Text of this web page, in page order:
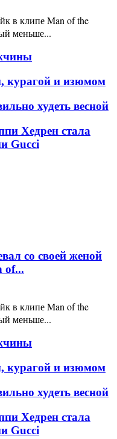
в клипе Man of the
меньше...
курагой и изюмом
худеть весной
Хедрен стала
Gucci
со своей женой
of...
в клипе Man of the
меньше...
курагой и изюмом
худеть весной
Хедрен стала
Gucci